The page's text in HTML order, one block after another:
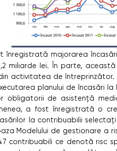
înregistrată majorarea
miliarde lei. În parte,
activitatea de întreprinzător.
planului de încasări
obligatorii de asistenţă
a fost înregistrată o
la contribuabilii
Modelului de gestionare a
contribuabili ce denotă risc